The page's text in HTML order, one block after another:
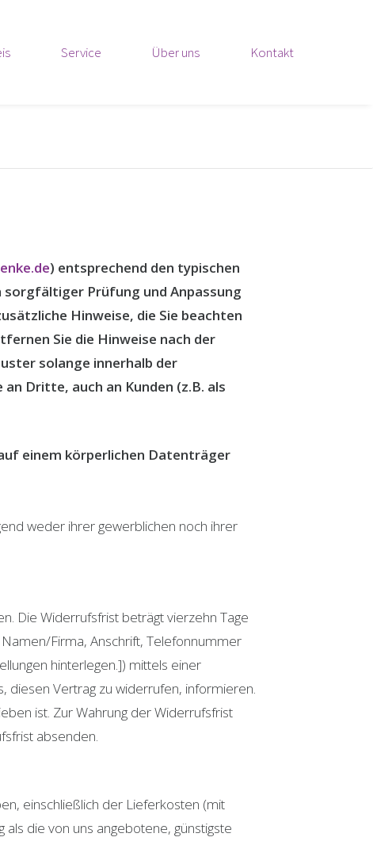
Service Über uns Kontakt
) entsprechend den typischen
sorgfältiger Prüfung und Anpassung
Hinweise, die Sie beachten
Sie die Hinweise nach der
solange innerhalb der
Dritte, auch an Kunden (z.B. als
einem körperlichen Datenträger
weder ihrer gewerblichen noch ihrer
Die Widerrufsfrist beträgt vierzehn Tage
Firma, Anschrift, Telefonnummer
hinterlegen.]) mittels einer
diesen Vertrag zu widerrufen, informieren.
ist. Zur Wahrung der Widerrufsfrist
absenden.
einschließlich der Lieferkosten (mit
die von uns angebotene, günstigste